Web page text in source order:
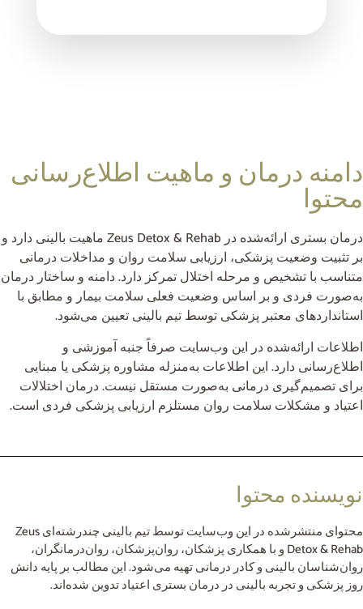
دامنه درمان و ماهیت اطلاع‌رسانی
محتوا
درمان بستری ارائه‌شده در Zeus Detox & Rehab ماهیت بالینی دارد و
بر تثبیت وضعیت پزشکی، ارزیابی سلامت روان و مداخلات درمانی
متناسب با تشخیص و مرحله اختلال تمرکز دارد. دامنه و ساختار درمان
به‌صورت فردی و بر اساس وضعیت فعلی سلامت بیمار و مطابق با
استانداردهای معتبر پزشکی توسط تیم بالینی تعیین می‌شود.
اطلاعات ارائه‌شده در این وب‌سایت صرفاً جنبه آموزشی و
اطلاع‌رسانی دارد. این اطلاعات به‌منزله مشاوره پزشکی یا مبنایی
برای تصمیم‌گیری درمانی به‌صورت مستقل نیست. درمان اختلالات
اعتیاد و مشکلات سلامت روان مستلزم ارزیابی پزشکی فردی است.
نویسنده محتوا
محتوای منتشرشده در این وب‌سایت توسط تیم بالینی چندرشته‌ای Zeus
Detox & Rehab و با همکاری پزشکان، روان‌پزشکان، روان‌درمانگران،
روان‌شناسان بالینی و کادر درمانی تهیه می‌شود. این مطالب بر پایه دانش
روز پزشکی و تجربه بالینی در درمان بستری اعتیاد تدوین شده‌اند.